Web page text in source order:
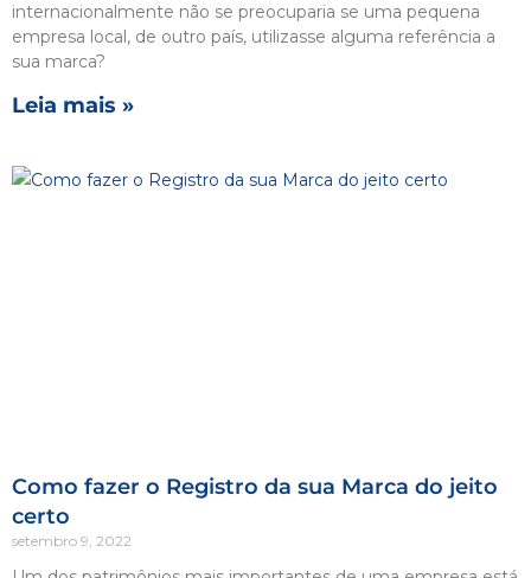
internacionalmente não se preocuparia se uma pequena
empresa local, de outro país, utilizasse alguma referência a
sua marca?
Leia mais »
Como fazer o Registro da sua Marca do jeito
certo
setembro 9, 2022